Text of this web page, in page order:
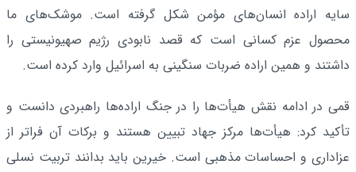
سایه اراده انسان‌های مؤمن شکل گرفته است. موشک‌های ما
محصول عزم کسانی است که قصد نابودی رژیم صهیونیستی را
داشتند و همین اراده ضربات سنگینی به اسرائیل وارد کرده است.
قمی در ادامه نقش هیأت‌ها را در جنگ اراده‌ها راهبردی دانست و
تأکید کرد: هیأت‌ها مرکز جهاد تبیین هستند و برکات آن فراتر از
عزاداری و احساسات مذهبی است. خیرین باید بدانند تربیت نسلی